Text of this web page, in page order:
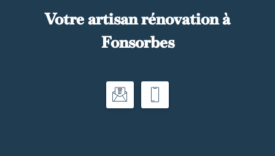
Votre artisan rénovation à
Fonsorbes